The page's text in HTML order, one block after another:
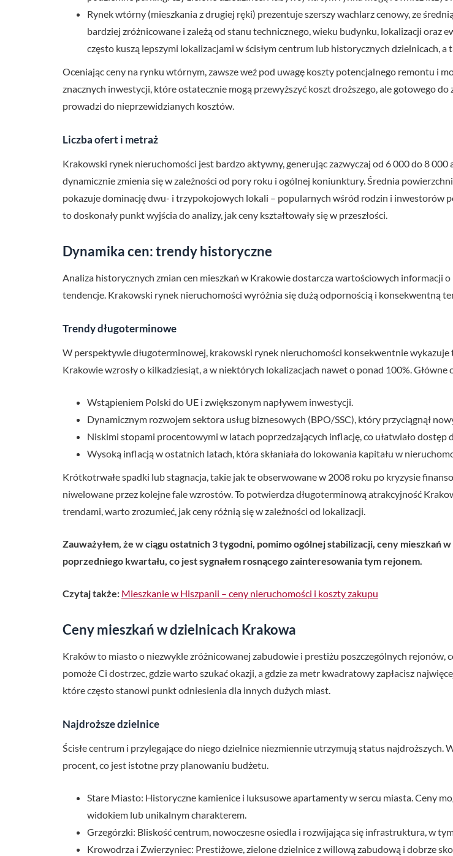
Rynek wtórny (mieszkania z drugiej ręki) prezentuje szerszy wachlarz cenowy, ze
bardziej zróżnicowane i zależą od stanu technicznego, wieku budynku, lokalizacji
często kuszą lepszymi lokalizacjami w ścisłym centrum lub historycznych dzielnicach,
Oceniając ceny na rynku wtórnym, zawsze weź pod uwagę koszty potencjalnego remontu i
znacznych inwestycji, które ostatecznie mogą przewyższyć koszt droższego, ale gotowego
prowadzi do nieprzewidzianych kosztów.
Liczba ofert i metraż
Krakowski rynek nieruchomości jest bardzo aktywny, generując zazwyczaj od 6 000 do 8
dynamicznie zmienia się w zależności od pory roku i ogólnej koniunktury. Średnia
pokazuje dominację dwu- i trzypokojowych lokali – popularnych wśród rodzin i inwestorów
to doskonały punkt wyjścia do analizy, jak ceny kształtowały się w przeszłości.
Dynamika cen: trendy historyczne
Analiza historycznych zmian cen mieszkań w Krakowie dostarcza wartościowych informacji
tendencje. Krakowski rynek nieruchomości wyróżnia się dużą odpornością i konsekwentną
Trendy długoterminowe
W perspektywie długoterminowej, krakowski rynek nieruchomości konsekwentnie
Krakowie wzrosły o kilkadziesiąt, a w niektórych lokalizacjach nawet o ponad 100%. Główne
Wstąpieniem Polski do UE i zwiększonym napływem inwestycji.
Dynamicznym rozwojem sektora usług biznesowych (BPO/SSC), który przyciągnął
Niskimi stopami procentowymi w latach poprzedzających inflację, co ułatwiało
Wysoką inflacją w ostatnich latach, która skłaniała do lokowania kapitału w
Krótkotrwałe spadki lub stagnacja, takie jak te obserwowane w 2008 roku po kryzysie
niwelowane przez kolejne fale wzrostów. To potwierdza długoterminową atrakcyjność
trendami, warto zrozumieć, jak ceny różnią się w zależności od lokalizacji.
Zauważyłem, że w ciągu ostatnich 3 tygodni, pomimo ogólnej stabilizacji, ceny mieszkań
poprzedniego kwartału, co jest sygnałem rosnącego zainteresowania tym rejonem.
Czytaj także: Mieszkanie w Hiszpanii – ceny nieruchomości i koszty zakupu
Ceny mieszkań w dzielnicach Krakowa
Kraków to miasto o niezwykle zróżnicowanej zabudowie i prestiżu poszczególnych rejonów,
pomoże Ci dostrzec, gdzie warto szukać okazji, a gdzie za metr kwadratowy zapłacisz
które często stanowi punkt odniesienia dla innych dużych miast.
Najdroższe dzielnice
Ścisłe centrum i przylegające do niego dzielnice niezmiennie utrzymują status
procent, co jest istotne przy planowaniu budżetu.
Stare Miasto: Historyczne kamienice i luksusowe apartamenty w sercu miasta. Ceny
widokiem lub unikalnym charakterem.
Grzegórzki: Bliskość centrum, nowoczesne osiedla i rozwijająca się infrastruktura, w
Krowodrza i Zwierzyniec: Prestiżowe, zielone dzielnice z willową zabudową i dobrze